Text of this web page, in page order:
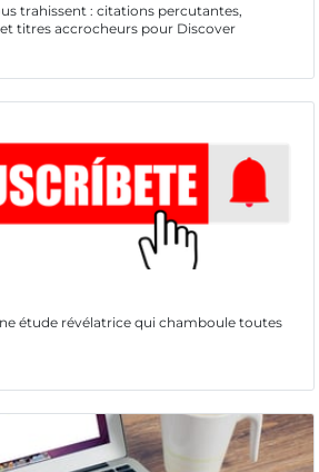
trahissent : citations percutantes,
titres accrocheurs pour Discover
étude révélatrice qui chamboule toutes